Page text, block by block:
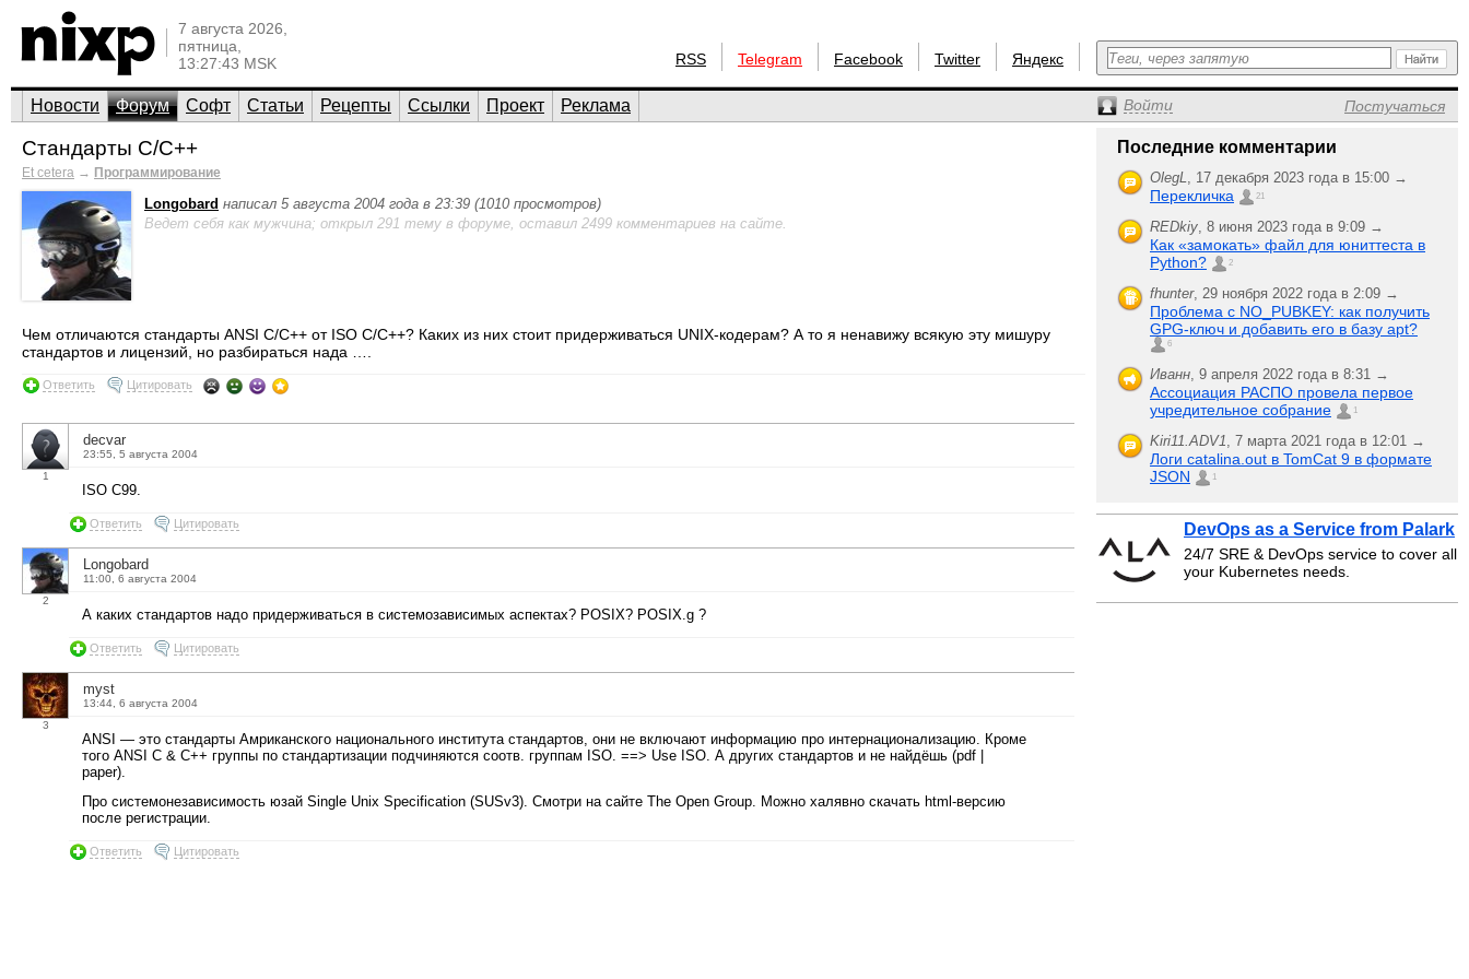
7 августа 2026,
пятница,
13:27:43 MSK
RSS Telegram Facebook Twitter Яндекс
Новости Форум Софт Статьи Рецепты Ссылки Проект Реклама Войти Постучаться
Стандарты С/С++
Et cetera → Программирование
Longobard написал 5 августа 2004 года в 23:39 (1010 просмотров)
Ведет себя как мужчина; открыл 291 тему в форуме, оставил 2499 комментариев на сайте.
Чем отличаются стандарты ANSI C/C++ от ISO C/C++? Каких из них стоит придерживаться UNIX-кодерам? А то я ненавижу всякую эту мишуру
стандартов и лицензий, но разбираться нада ….
Ответить Цитировать
1
decvar
23:55, 5 августа 2004
ISO C99.
Ответить Цитировать
2
Longobard
11:00, 6 августа 2004
А каких стандартов надо придерживаться в системозависимых аспектах? POSIX? POSIX.g ?
Ответить Цитировать
3
myst
13:44, 6 августа 2004
ANSI — это стандарты Амриканского национального института стандартов, они не включают информацию про интернационализацию. Кроме
того ANSI C & C++ группы по стандартизации подчиняются соотв. группам ISO. ==> Use ISO. А других стандартов и не найдёшь (pdf |
paper).
Про системонезависимость юзай Single Unix Specification (SUSv3). Смотри на сайте The Open Group. Можно халявно скачать html-версию
после регистрации.
Ответить Цитировать
Последние комментарии
OlegL, 17 декабря 2023 года в 15:00 →
Перекличка 21
REDkiy, 8 июня 2023 года в 9:09 →
Как «замокать» файл для юниттеста в
Python?
2
fhunter, 29 ноября 2022 года в 2:09 →
Проблема с NO_PUBKEY: как получить
GPG-ключ и добавить его в базу apt?
6
Иванн, 9 апреля 2022 года в 8:31 →
Ассоциация РАСПО провела первое
учредительное собрание
1
Kiri11.ADV1, 7 марта 2021 года в 12:01 →
Логи catalina.out в TomCat 9 в формате
JSON
1
DevOps as a Service from Palark
24/7 SRE & DevOps service to cover all
your Kubernetes needs.